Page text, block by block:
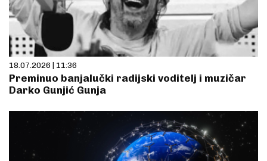
18.07.2026 | 11:36
Preminuo banjalučki radijski voditelj i muzičar
Darko Gunjić Gunja